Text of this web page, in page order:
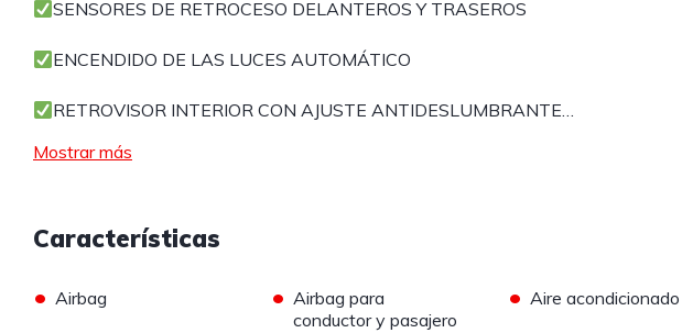
SENSORES DE RETROCESO DELANTEROS Y TRASEROS
ENCENDIDO DE LAS LUCES AUTOMÁTICO
RETROVISOR INTERIOR CON AJUSTE ANTIDESLUMBRANTE…
Mostrar más
Características
• Airbag • Airbag para
conductor y pasajero
• Aire acondicionado